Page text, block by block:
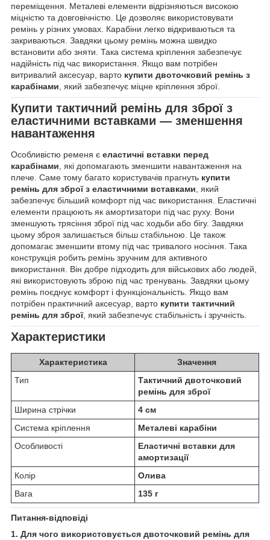
переміщення. Металеві елементи відрізняються високою
міцністю та довговічністю. Це дозволяє використовувати
ремінь у різних умовах. Карабіни легко відкриваються та
закриваються. Завдяки цьому ремінь можна швидко
встановити або зняти. Така система кріплення забезпечує
надійність під час використання. Якщо вам потрібен
витривалий аксесуар, варто купити двоточковий ремінь з
карабінами , який забезпечує міцне кріплення зброї.
Купити тактичний ремінь для зброї з
еластичними вставками — зменшення
навантаження
Особливістю ременя є еластичні вставки перед
карабінами, які допомагають зменшити навантаження на
плече. Саме тому багато користувачів прагнуть купити
ремінь для зброї з еластичними вставками, який
забезпечує більший комфорт під час використання. Еластичні
елементи працюють як амортизатори під час руху. Вони
зменшують трясіння зброї під час ходьби або бігу. Завдяки
цьому зброя залишається більш стабільною. Це також
допомагає зменшити втому під час тривалого носіння. Така
конструкція робить ремінь зручним для активного
використання. Він добре підходить для військових або людей,
які використовують зброю під час тренувань. Завдяки цьому
ремінь поєднує комфорт і функціональність. Якщо вам
потрібен практичний аксесуар, варто купити тактичний
ремінь для зброї, який забезпечує стабільність і зручність.
Характеристики
Характеристика
Значення
Тип
Тактичний двоточковий
ремінь для зброї
Ширина стрічки
4 см
Система кріплення
Металеві карабіни
Особливості
Еластичні вставки для
амортизації
Колір
Олива
Вага
135 г
Питання-відповіді
1. Для чого використовується двоточковий ремінь для